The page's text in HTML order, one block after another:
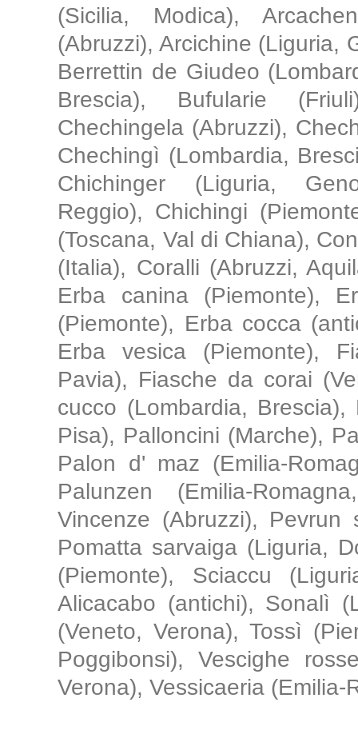
(Sicilia, Modica),
(Abruzzi), Arcichine (Liguria,
Berrettin de Giudeo
Brescia), Bufularie
Chechingela (Abruzzi),
Chechingì (Lombardia,
Chichinger (Liguria,
Reggio), Chichingi
(Toscana, Val di Chiana),
(Italia), Coralli (Abruzzi,
Erba canina (Piemonte),
(Piemonte), Erba cocca
Erba vesica (Piemonte),
Pavia), Fiasche da corai
cucco (Lombardia,
Pisa), Palloncini (Marche),
Palon d' maz (Emilia-
Palunzen (Emilia-
Vincenze (Abruzzi), Pevrun
Pomatta sarvaiga (Liguria,
(Piemonte), Sciaccu
Alicacabo (antichi), Sonalì
(Veneto, Verona), Tossì
Poggibonsi), Vescighe
Verona), Vessicaeria